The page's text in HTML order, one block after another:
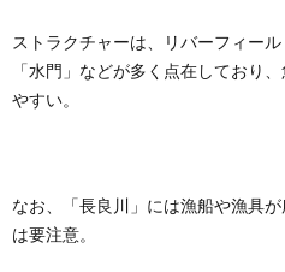
ストラクチャーは、リバーフィー
「水門」などが多く点在しており
やすい。
なお、「長良川」には漁船や漁具
は要注意。